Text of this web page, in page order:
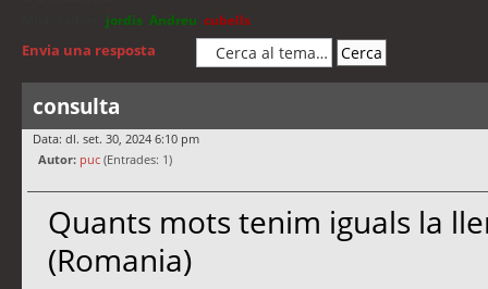
jordis Andreu cubells
Envia una resposta
consulta
Data: dl. set. 30, 2024 6:10 pm
Autor: puc (Entrades: 1)
Quants mots tenim iguals la
(Romania)